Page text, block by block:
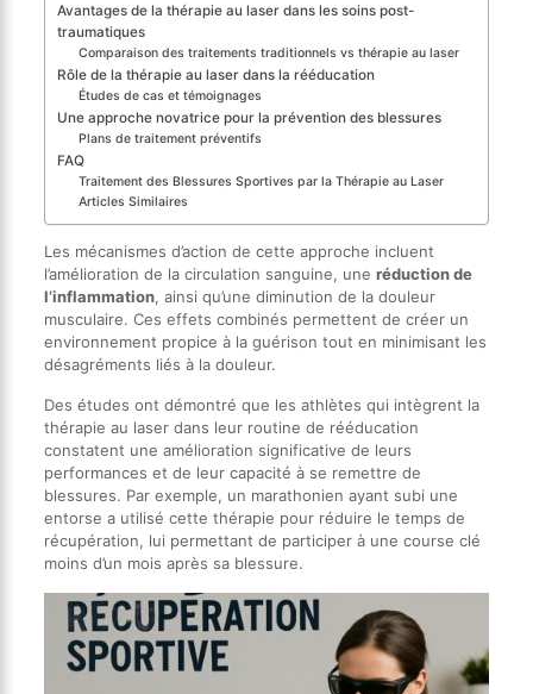
Avantages de la thérapie au laser dans les soins post-
traumatiques
Comparaison des traitements traditionnels vs thérapie au laser
Rôle de la thérapie au laser dans la rééducation
Études de cas et témoignages
Une approche novatrice pour la prévention des blessures
Plans de traitement préventifs
FAQ
Traitement des Blessures Sportives par la Thérapie au Laser
Articles Similaires
Les mécanismes d’action de cette approche incluent
l’amélioration de la circulation sanguine, une réduction de
l’inflammation, ainsi qu’une diminution de la douleur
musculaire. Ces effets combinés permettent de créer un
environnement propice à la guérison tout en minimisant les
désagréments liés à la douleur.
Des études ont démontré que les athlètes qui intègrent la
thérapie au laser dans leur routine de rééducation
constatent une amélioration significative de leurs
performances et de leur capacité à se remettre de
blessures. Par exemple, un marathonien ayant subi une
entorse a utilisé cette thérapie pour réduire le temps de
récupération, lui permettant de participer à une course clé
moins d’un mois après sa blessure.